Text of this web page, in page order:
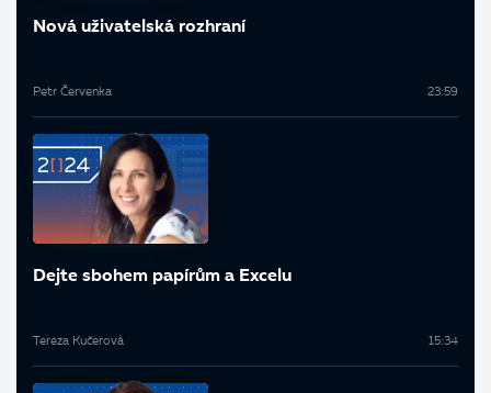
Nová uživatelská rozhraní
Petr Červenka 23:59
Dejte sbohem papírům a Excelu
Tereza Kučerová 15:34